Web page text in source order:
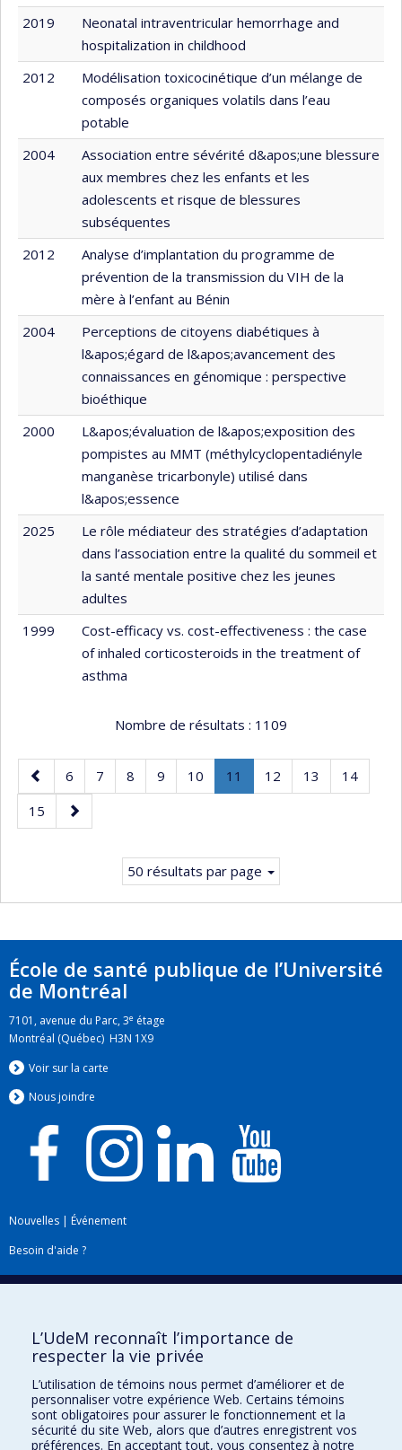
2019
Neonatal intraventricular hemorrhage and
hospitalization in childhood
2012
Modélisation toxicocinétique d’un mélange de
composés organiques volatils dans l’eau
potable
2004
Association entre sévérité d&apos;une blessure
aux membres chez les enfants et les
adolescents et risque de blessures
subséquentes
2012
Analyse d’implantation du programme de
prévention de la transmission du VIH de la
mère à l’enfant au Bénin
2004
Perceptions de citoyens diabétiques à
l&apos;égard de l&apos;avancement des
connaissances en génomique : perspective
bioéthique
2000
L&apos;évaluation de l&apos;exposition des
pompistes au MMT (méthylcyclopentadiényle
manganèse tricarbonyle) utilisé dans
l&apos;essence
2025
Le rôle médiateur des stratégies d’adaptation
dans l’association entre la qualité du sommeil et
la santé mentale positive chez les jeunes
adultes
1999
Cost-efficacy vs. cost-effectiveness : the case
of inhaled corticosteroids in the treatment of
asthma
Nombre de résultats : 1109
Page
précédente
Page
6 Page
7 Page
8 Page
9 Page
10 Page
11
Page
Page
12 Page
13 Page
14
Page
15
Page
suivante
50 résultats par page
École de santé publique de l’Université
de Montréal
7101, avenue du Parc, 3e étage
Montréal (Québec) H3N 1X9
Voir sur la carte
Nous joindre
Nouvelles | Événement
Besoin d'aide ?
Plan du site|Accessibilité
Téléchargez les logos de l'ESPUM
L’UdeM reconnaît l’importance de
respecter la vie privée
L’utilisation de témoins nous permet d’améliorer et de
personnaliser votre expérience Web. Certains témoins
sont obligatoires pour assurer le fonctionnement et la
sécurité du site Web, alors que d’autres enregistrent vos
préférences. En acceptant tout, vous consentez à notre